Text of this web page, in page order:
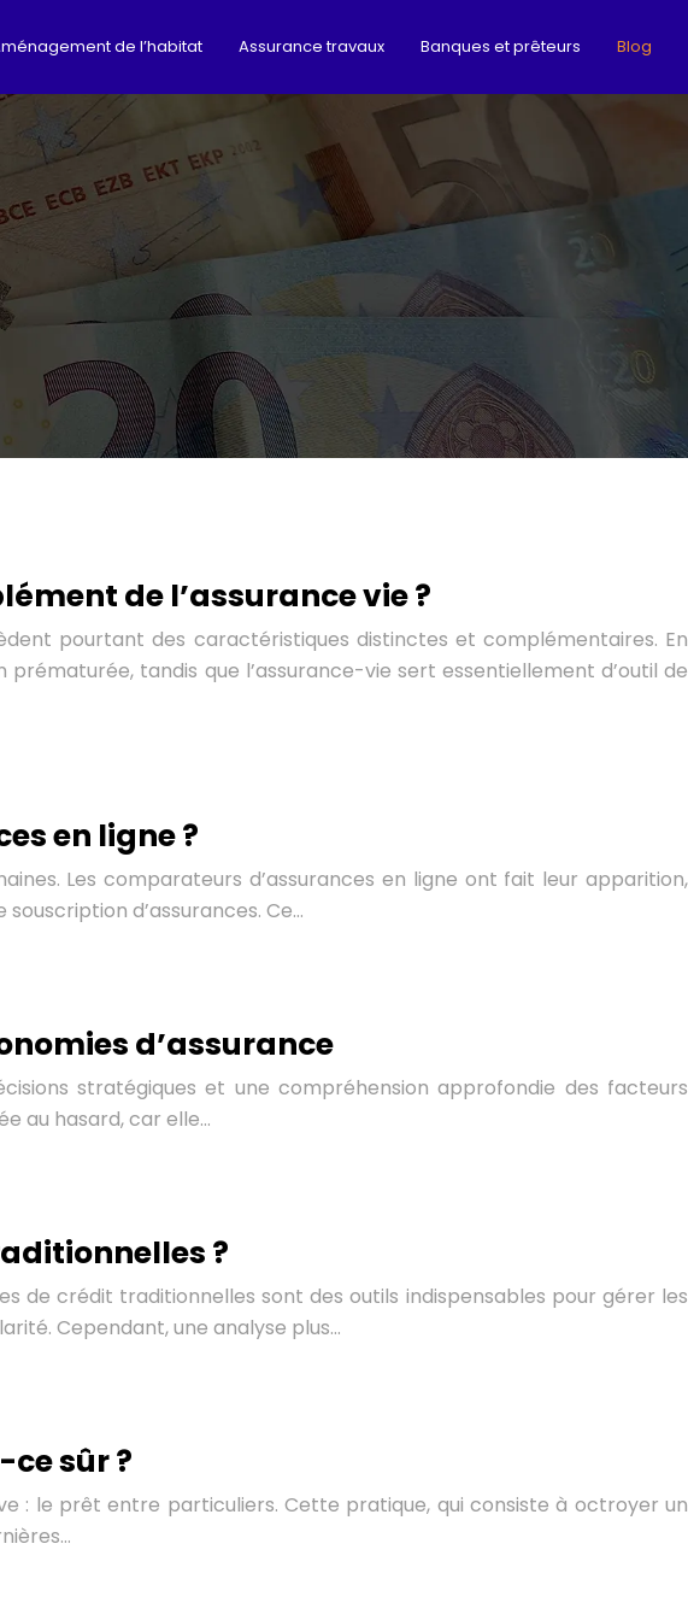
de l’habitat Assurance travaux Banques et prêteurs Blog
de l’assurance vie ?
pourtant des caractéristiques distinctes et complémentaires. En
tandis que l’assurance-vie sert essentiellement d’outil de
en ligne ?
Les comparateurs d’assurances en ligne ont fait leur apparition,
d’assurances. Ce…
d’assurance
stratégiques et une compréhension approfondie des facteurs
au hasard, car elle…
?
de crédit traditionnelles sont des outils indispensables pour gérer les
Cependant, une analyse plus…
sûr ?
: le prêt entre particuliers. Cette pratique, qui consiste à octroyer un